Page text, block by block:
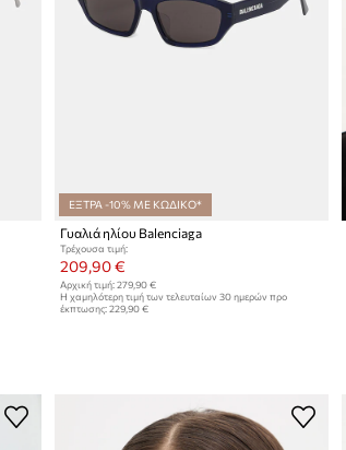
ΕΞΤΡΑ -10% ΜΕ ΚΩΔΙΚΟ*
Γυαλιά ηλίου Balenciaga
Τρέχουσα τιμή:
209,90 €
Αρχική τιμή: 279,90 €
Η χαμηλότερη τιμή των τελευταίων 30 ημερών προ
έκπτωσης: 229,90 €